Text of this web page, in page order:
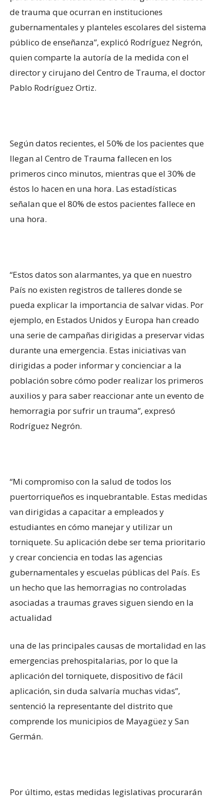
de trauma que ocurran en instituciones
gubernamentales y planteles escolares del sistema
público de enseñanza”, explicó Rodríguez Negrón,
quien comparte la autoría de la medida con el
director y cirujano del Centro de Trauma, el doctor
Pablo Rodríguez Ortiz.
Según datos recientes, el 50% de los pacientes que
llegan al Centro de Trauma fallecen en los
primeros cinco minutos, mientras que el 30% de
éstos lo hacen en una hora. Las estadísticas
señalan que el 80% de estos pacientes fallece en
una hora.
“Estos datos son alarmantes, ya que en nuestro
País no existen registros de talleres donde se
pueda explicar la importancia de salvar vidas. Por
ejemplo, en Estados Unidos y Europa han creado
una serie de campañas dirigidas a preservar vidas
durante una emergencia. Estas iniciativas van
dirigidas a poder informar y concienciar a la
población sobre cómo poder realizar los primeros
auxilios y para saber reaccionar ante un evento de
hemorragia por sufrir un trauma”, expresó
Rodríguez Negrón.
“Mi compromiso con la salud de todos los
puertorriqueños es inquebrantable. Estas medidas
van dirigidas a capacitar a empleados y
estudiantes en cómo manejar y utilizar un
torniquete. Su aplicación debe ser tema prioritario
y crear conciencia en todas las agencias
gubernamentales y escuelas públicas del País. Es
un hecho que las hemorragias no controladas
asociadas a traumas graves siguen siendo en la
actualidad
una de las principales causas de mortalidad en las
emergencias prehospitalarias, por lo que la
aplicación del torniquete, dispositivo de fácil
aplicación, sin duda salvaría muchas vidas”,
sentenció la representante del distrito que
comprende los municipios de Mayagüez y San
Germán.
Por último, estas medidas legislativas procurarán